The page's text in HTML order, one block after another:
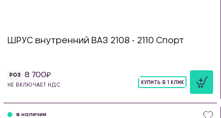
ШРУС внутренний ВАЗ 2108 - 2110 Спорт
РОЗ 8 700
НЕ ВКЛЮЧАЕТ НДС
КУПИТЬ В 1 КЛИК
в наличии